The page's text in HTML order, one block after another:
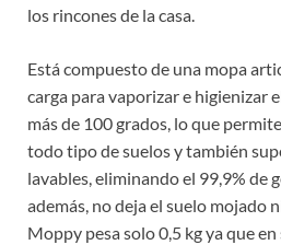
los rincones de la casa.
Está compuesto de una mopa
carga para vaporizar e higienizar
más de 100 grados, lo que
todo tipo de suelos y también
lavables, eliminando el 99,9% de
además, no deja el suelo mojado
Moppy pesa solo 0,5 kg ya que